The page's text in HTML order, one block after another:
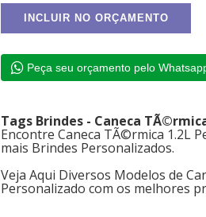
Peça seu orçamento pelo
Tags Brindes - Caneca
Encontre Caneca TÃ©rmica 1.2L
mais Brindes Personalizados.
Veja Aqui Diversos Modelos de
Personalizado com os melhores